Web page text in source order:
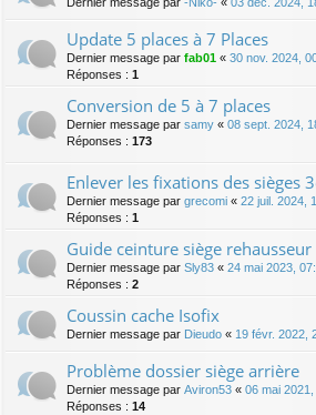
Update 5 places à 7 Places
Dernier message par fab01 « 30 nov. 2024,
Réponses : 1
Conversion de 5 à 7 places
Dernier message par samy « 08 sept. 2024,
Réponses : 173
Enlever les fixations des sièges
Dernier message par grecomi « 22 juil. 2024,
Réponses : 1
Guide ceinture siège rehausseur
Dernier message par Sly83 « 24 mai 2023,
Réponses : 2
Coussin cache Isofix
Dernier message par Dieudo « 19 févr. 2022,
Problème dossier siège arrière
Dernier message par Aviron53 « 06 mai
Réponses : 14